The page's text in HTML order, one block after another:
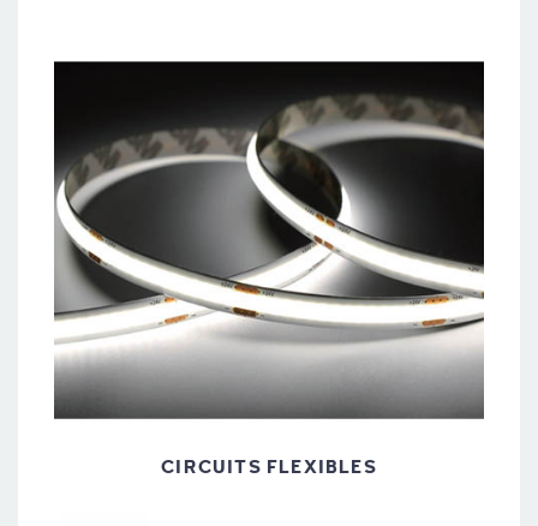
CIRCUITS FLEXIBLES